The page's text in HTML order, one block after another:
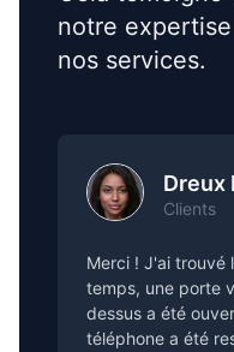
notre
nos services.
Dreux
Clients
Merci ! J'ai trouvé
temps, une porte
dessus a été
téléphone a été